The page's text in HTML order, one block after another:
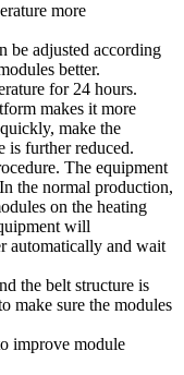
more
be adjusted according
better.
for 24 hours.
makes it more
make the
is further reduced.
The equipment
the normal production,
on the heating
will
automatically and wait
the belt structure is
make sure the modules
improve module